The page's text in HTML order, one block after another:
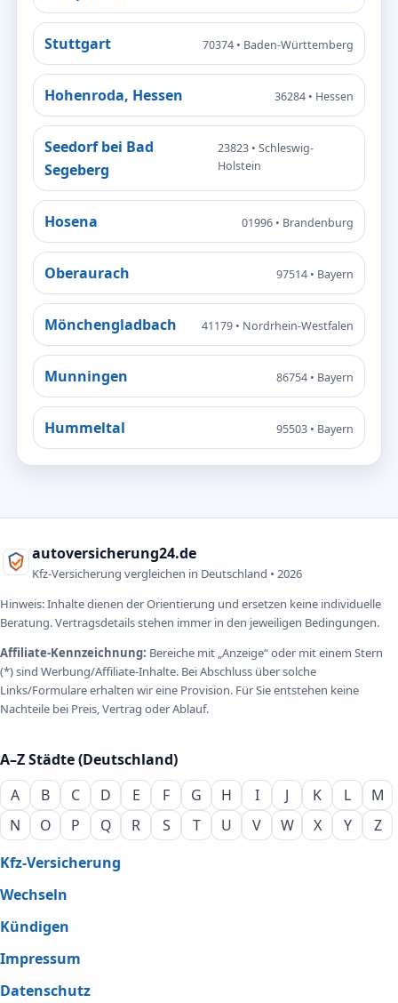
Stuttgart 70374 • Baden-Württemberg
Hohenroda, Hessen 36284 • Hessen
Seedorf bei Bad
Segeberg
23823 • Schleswig-
Holstein
Hosena 01996 • Brandenburg
Oberaurach 97514 • Bayern
Mönchengladbach 41179 • Nordrhein-Westfalen
Munningen 86754 • Bayern
Hummeltal 95503 • Bayern
autoversicherung24.de
Kfz-Versicherung vergleichen in Deutschland • 2026
Hinweis: Inhalte dienen der Orientierung und ersetzen keine individuelle
Beratung. Vertragsdetails stehen immer in den jeweiligen Bedingungen.
Affiliate-Kennzeichnung: Bereiche mit „Anzeige“ oder mit einem Stern
(*) sind Werbung/Affiliate-Inhalte. Bei Abschluss über solche
Links/Formulare erhalten wir eine Provision. Für Sie entstehen keine
Nachteile bei Preis, Vertrag oder Ablauf.
A–Z Städte (Deutschland)
A
B C D E F G H I J K L
M
N
O P Q R S T U V W X Y
Z
Kfz-Versicherung
Wechseln
Kündigen
Impressum
Datenschutz